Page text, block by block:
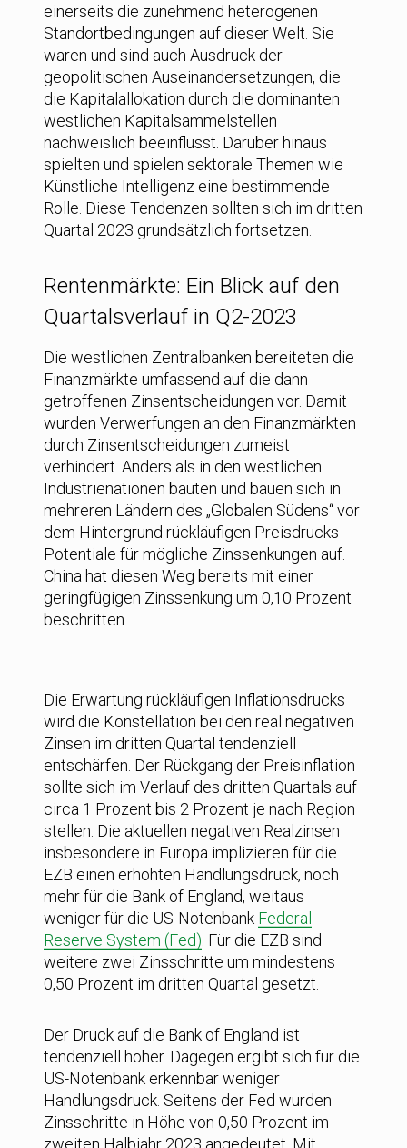
einerseits die zunehmend heterogenen
Standortbedingungen auf dieser Welt. Sie
waren und sind auch Ausdruck der
geopolitischen Auseinandersetzungen, die
die Kapitalallokation durch die dominanten
westlichen Kapitalsammelstellen
nachweislich beeinflusst. Darüber hinaus
spielten und spielen sektorale Themen wie
Künstliche Intelligenz eine bestimmende
Rolle. Diese Tendenzen sollten sich im dritten
Quartal 2023 grundsätzlich fortsetzen.
Rentenmärkte: Ein Blick auf den
Quartalsverlauf in Q2-2023
Die westlichen Zentralbanken bereiteten die
Finanzmärkte umfassend auf die dann
getroffenen Zinsentscheidungen vor. Damit
wurden Verwerfungen an den Finanzmärkten
durch Zinsentscheidungen zumeist
verhindert. Anders als in den westlichen
Industrienationen bauten und bauen sich in
mehreren Ländern des „Globalen Südens“ vor
dem Hintergrund rückläufigen Preisdrucks
Potentiale für mögliche Zinssenkungen auf.
China hat diesen Weg bereits mit einer
geringfügigen Zinssenkung um 0,10 Prozent
beschritten.
Die Erwartung rückläufigen Inflationsdrucks
wird die Konstellation bei den real negativen
Zinsen im dritten Quartal tendenziell
entschärfen. Der Rückgang der Preisinflation
sollte sich im Verlauf des dritten Quartals auf
circa 1 Prozent bis 2 Prozent je nach Region
stellen. Die aktuellen negativen Realzinsen
insbesondere in Europa implizieren für die
EZB einen erhöhten Handlungsdruck, noch
mehr für die Bank of England, weitaus
weniger für die US-Notenbank Federal
Reserve System (Fed) . Für die EZB sind
weitere zwei Zinsschritte um mindestens
0,50 Prozent im dritten Quartal gesetzt.
Der Druck auf die Bank of England ist
tendenziell höher. Dagegen ergibt sich für die
US-Notenbank erkennbar weniger
Handlungsdruck. Seitens der Fed wurden
Zinsschritte in Höhe von 0,50 Prozent im
zweiten Halbjahr 2023 angedeutet. Mit